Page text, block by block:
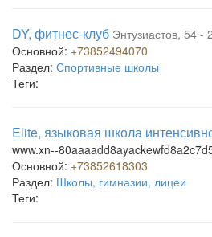
DY, фитнес-клуб Энтузиастов, 54 -
Основной: +73852494070
Раздел: Спортивные школы
Теги:
Elite, языковая школа
www.xn--
Основной: +73852618303
Раздел: Школы, гимназии, лицеи
Теги: